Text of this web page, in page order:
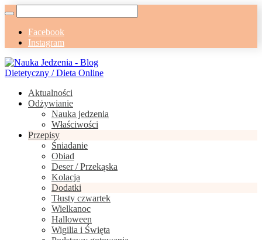
Facebook
Instagram
Aktualności
Odżywianie
Nauka jedzenia
Właściwości
Przepisy
Śniadanie
Obiad
Deser / Przekąska
Kolacja
Dodatki
Tłusty czwartek
Wielkanoc
Halloween
Wigilia i Święta